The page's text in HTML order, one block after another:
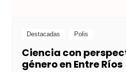
Destacadas Polis
Ciencia con
género en Entre Ríos